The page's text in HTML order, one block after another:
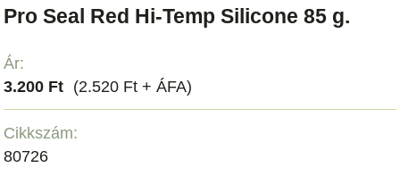
Pro Seal Red Hi-Temp Silicone 85 g.
Ár:
3.200 Ft (2.520 Ft + ÁFA)
Cikkszám:
80726